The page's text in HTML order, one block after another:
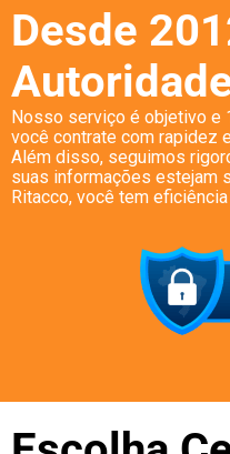
Desde
Nosso serviço é objetivo e
você contrate com rapidez
Além disso, seguimos
suas informações estejam
Ritacco, você tem